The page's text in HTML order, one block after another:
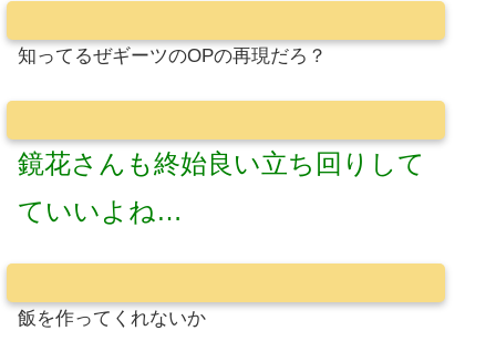
知ってるぜギーツのOPの再現だろ？
鏡花さんも終始良い立ち回りして
ていいよね…
飯を作ってくれないか